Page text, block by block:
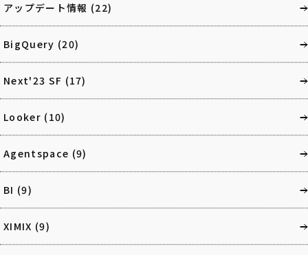
アップデート情報 (22)
BigQuery (20)
Next'23 SF (17)
Looker (10)
Agentspace (9)
BI (9)
XIMIX (9)